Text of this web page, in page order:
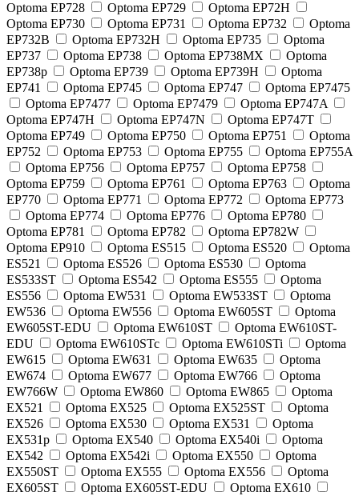
Optoma EP728 Optoma EP729
Optoma EP72H
Optoma EP730
Optoma EP731 Optoma EP732
Optoma
EP732B
Optoma EP732H Optoma EP735
Optoma
EP737
Optoma EP738 Optoma EP738MX
Optoma
EP738p
Optoma EP739 Optoma EP739H
Optoma
EP741
Optoma EP745 Optoma EP747
Optoma EP7475
Optoma EP7477
Optoma EP7479
Optoma EP747A
Optoma EP747H
Optoma EP747N
Optoma EP747T
Optoma EP749
Optoma EP750 Optoma EP751
Optoma
EP752
Optoma EP753 Optoma EP755
Optoma EP755A
Optoma EP756
Optoma EP757
Optoma EP758
Optoma EP759
Optoma EP761 Optoma EP763
Optoma
EP770
Optoma EP771 Optoma EP772
Optoma EP773
Optoma EP774
Optoma EP776
Optoma EP780
Optoma EP781
Optoma EP782
Optoma EP782W
Optoma EP910
Optoma ES515 Optoma ES520
Optoma
ES521
Optoma ES526 Optoma ES530
Optoma
ES533ST
Optoma ES542 Optoma ES555
Optoma
ES556
Optoma EW531 Optoma EW533ST
Optoma
EW536
Optoma EW556 Optoma EW605ST
Optoma
EW605ST-EDU
Optoma EW610ST
Optoma EW610ST-
EDU
Optoma EW610STc Optoma EW610STi
Optoma
EW615
Optoma EW631 Optoma EW635
Optoma
EW674
Optoma EW677 Optoma EW766
Optoma
EW766W
Optoma EW860 Optoma EW865
Optoma
EX521
Optoma EX525 Optoma EX525ST
Optoma
EX526
Optoma EX530 Optoma EX531
Optoma
EX531p
Optoma EX540 Optoma EX540i
Optoma
EX542
Optoma EX542i Optoma EX550
Optoma
EX550ST
Optoma EX555 Optoma EX556
Optoma
EX605ST
Optoma EX605ST-EDU
Optoma EX610